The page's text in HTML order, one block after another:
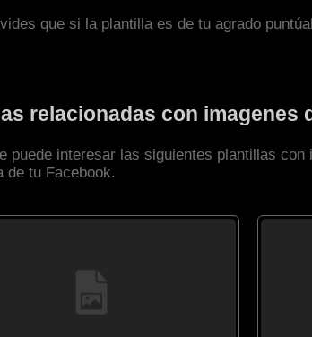
que si la plantilla es de tu agrado
relacionadas con imagenes
puede interesar las siguientes plantillas
de tu Facebook.